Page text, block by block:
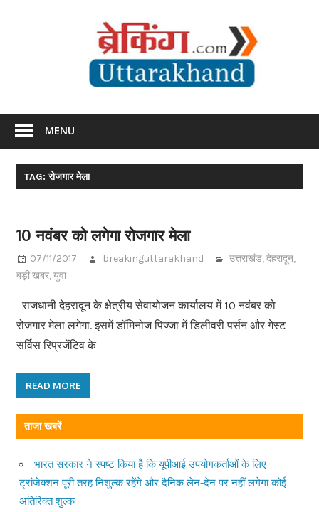
MENU
TAG: रोजगार मेला
10 नवंबर को लगेगा रोजगार मेला
07/11/2017 breakinguttarakhand उत्तराखंड,देहरादून,
बड़ी खबर,युवा
राजधानी देहरादून के क्षेत्रीय सेवायोजन कार्यालय में 10 नवंबर को
रोजगार मेला लगेगा. इसमें डॉमिनोज पिज्जा में डिलीवरी पर्सन और गेस्ट
सर्विस रिप्रजेंटिव के
READ MORE
ताजा खबरें
भारत सरकार ने स्पष्ट किया है कि यूपीआई उपयोगकर्ताओं के लिए
ट्रांजेक्शन पूरी तरह निशुल्क रहेंगे और दैनिक लेन-देन पर नहीं लगेगा कोई
अतिरिक्त शुल्क